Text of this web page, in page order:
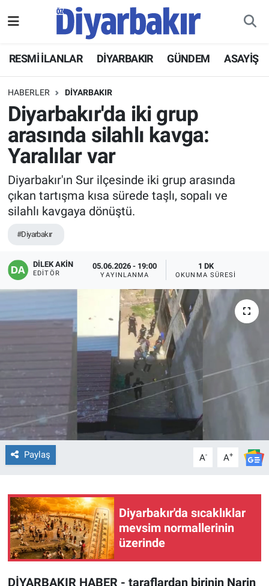
RESMİ İLANLAR DİYARBAKIR GÜNDEM ASAYİŞ
HABERLER DİYARBAKIR
Diyarbakır'da iki grup
arasında silahlı kavga:
Yaralılar var
Diyarbakır'ın Sur ilçesinde iki grup arasında
çıkan tartışma kısa sürede taşlı, sopalı ve
silahlı kavgaya dönüştü.
#Diyarbakır
DİLEK AKİN
EDITÖR
05.06.2026 - 19:00
YAYINLANMA
1 DK
OKUNMA SÜRESI
Paylaş A- A+
Diyarbakır'da sıcaklıklar
mevsim normallerinin
üzerinde
DİYARBAKIR HABER - taraflardan birinin Narin
ASAYİŞ
DİYARBAKIR
EKONOMİ
BÖLGE
DÜNYA
KÜLTÜR SANAT
EĞİTİM
ÖZEL HABER
POLİTİKA
SAĞLIK
SPOR
TEKNOLOJİ
Hava Durumu
Namaz Vakitleri
Trafik Durumu
Tüm Manşetler
Son Dakika Haberleri
Haber Arşivi